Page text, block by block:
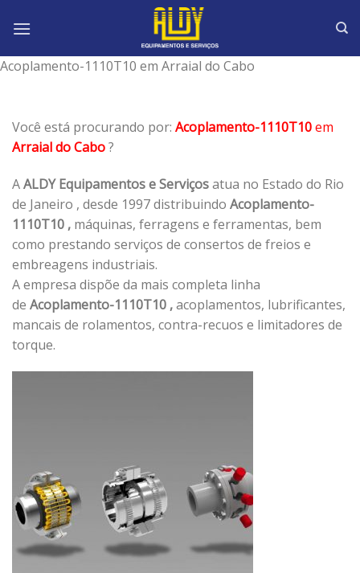
Acoplamento-1110T10 em Arraial do Cabo
Você está procurando por: Acoplamento-1110T10em
Arraial do Cabo?
AALDY Equipamentos e Serviçosatua no Estado do Rio
de Janeiro , desde 1997 distribuindo Acoplamento-
1110T10 , máquinas, ferragens e ferramentas, bem
como prestando serviços de consertos de freios e
embreagens industriais.
A empresa dispõe da mais completa linha
de Acoplamento-1110T10 ,acoplamentos, lubrificantes,
mancais de rolamentos, contra-recuos e limitadores de
torque.